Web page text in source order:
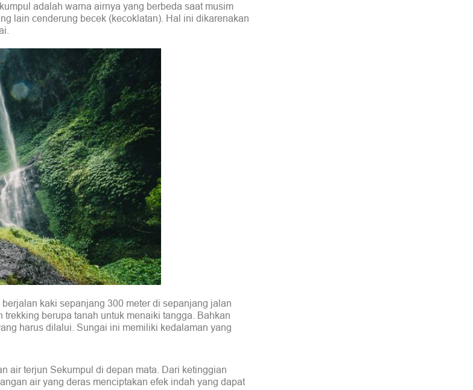
adalah warna airnya yang berbeda saat musim
lain cenderung becek (kecoklatan). Hal ini dikarenakan
kaki sepanjang 300 meter di sepanjang jalan
berupa tanah untuk menaiki tangga. Bahkan
harus dilalui. Sungai ini memiliki kedalaman yang
air terjun Sekumpul di depan mata. Dari ketinggian
air yang deras menciptakan efek indah yang dapat